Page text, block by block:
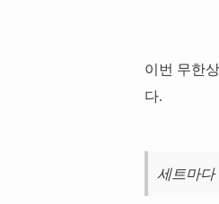
이번 무한
다.
세트마다